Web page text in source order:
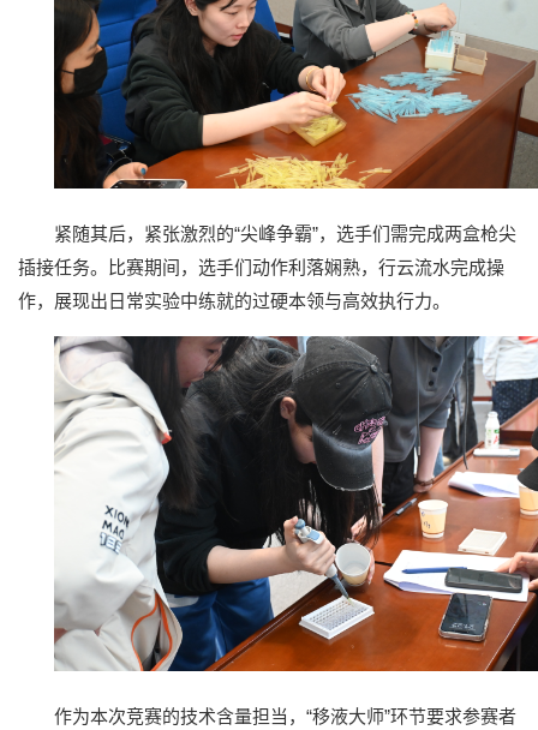
紧随其后，紧张激烈的“尖峰争霸”，选手们需完成两盒枪尖
插接任务。比赛期间，选手们动作利落娴熟，行云流水完成操
作，展现出日常实验中练就的过硬本领与高效执行力。
作为本次竞赛的技术含量担当，“移液大师”环节要求参赛者